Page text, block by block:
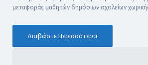
μεταφοράς μαθητών δημόσιων σχολείων
Διαβάστε Περισσότερα